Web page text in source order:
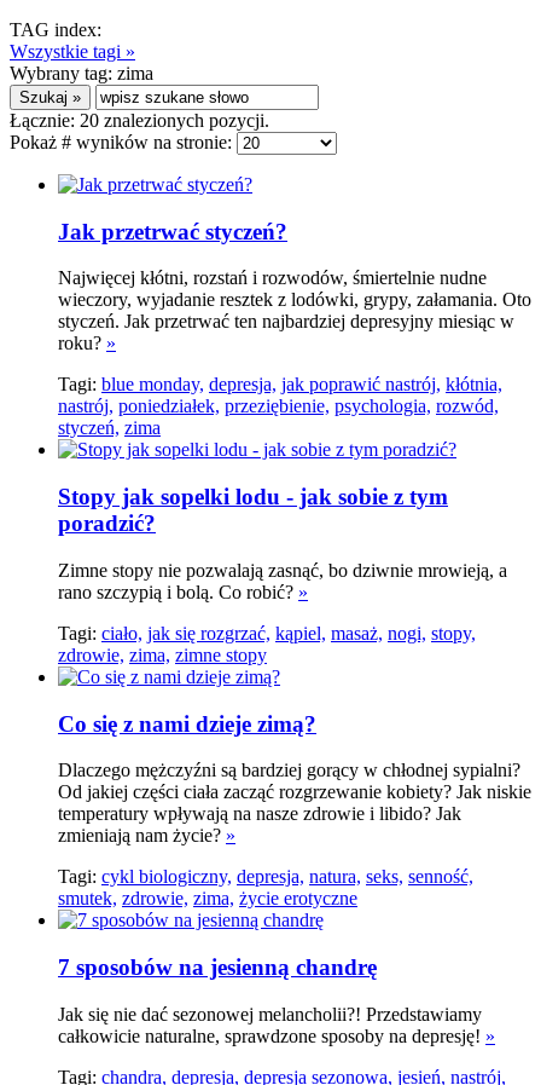
TAG index:
Wszystkie tagi »
Wybrany tag: zima
Łącznie: 20 znalezionych pozycji.
Pokaż # wyników na stronie:
Jak przetrwać styczeń?
Najwięcej kłótni, rozstań i rozwodów, śmiertelnie nudne
wieczory, wyjadanie resztek z lodówki, grypy, załamania. Oto
styczeń. Jak przetrwać ten najbardziej depresyjny miesiąc w
roku? »
Tagi: blue monday, depresja, jak poprawić nastrój, kłótnia,
nastrój, poniedziałek, przeziębienie, psychologia, rozwód,
styczeń, zima
Stopy jak sopelki lodu - jak sobie z tym
poradzić?
Zimne stopy nie pozwalają zasnąć, bo dziwnie mrowieją, a
rano szczypią i bolą. Co robić? »
Tagi: ciało, jak się rozgrzać, kąpiel, masaż, nogi, stopy,
zdrowie, zima, zimne stopy
Co się z nami dzieje zimą?
Dlaczego mężczyźni są bardziej gorący w chłodnej sypialni?
Od jakiej części ciała zacząć rozgrzewanie kobiety? Jak niskie
temperatury wpływają na nasze zdrowie i libido? Jak
zmieniają nam życie? »
Tagi: cykl biologiczny, depresja, natura, seks, senność,
smutek, zdrowie, zima, życie erotyczne
7 sposobów na jesienną chandrę
Jak się nie dać sezonowej melancholii?! Przedstawiamy
całkowicie naturalne, sprawdzone sposoby na depresję! »
Tagi: chandra, depresja, depresja sezonowa, jesień, nastrój,